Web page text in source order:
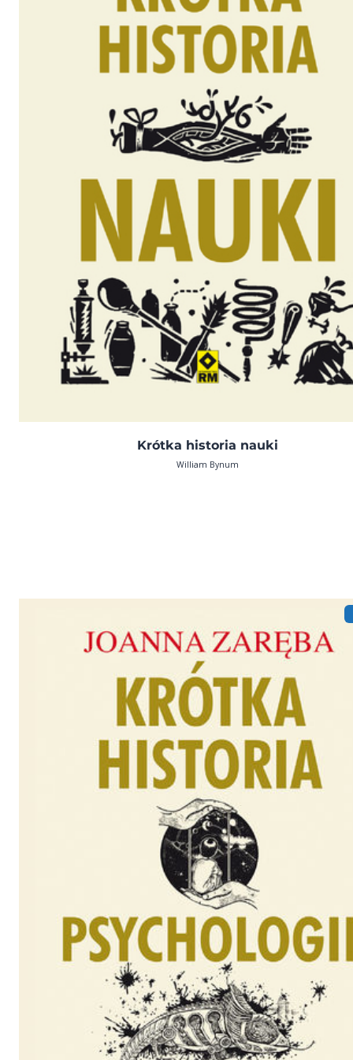
Krótka historia nauki
William Bynum